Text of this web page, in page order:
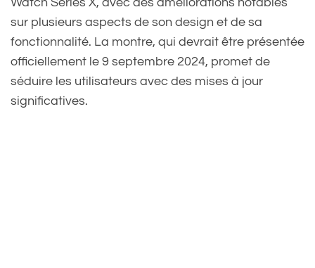
sur plusieurs aspects de son design et de sa
fonctionnalité. La montre, qui devrait être présentée
officiellement le 9 septembre 2024, promet de
séduire les utilisateurs avec des mises à jour
significatives.